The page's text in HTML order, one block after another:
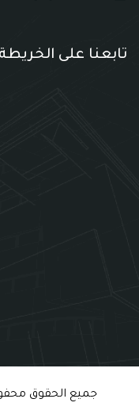
تابعنا على الخريطة
جميع الحقوق